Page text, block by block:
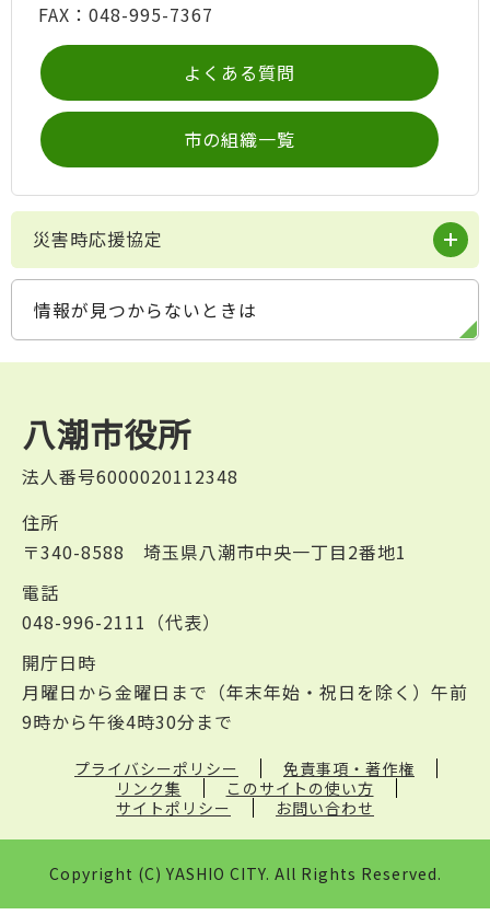
FAX：048-995-7367
よくある質問
市の組織一覧
災害時応援協定
情報が見つからないときは
八潮市役所
法人番号6000020112348
住所
〒340-8588 埼玉県八潮市中央一丁目2番地1
電話
048-996-2111（代表）
開庁日時
月曜日から金曜日まで（年末年始・祝日を除く）午前
9時から午後4時30分まで
プライバシーポリシー
免責事項・著作権
リンク集
このサイトの使い方
サイトポリシー
お問い合わせ
Copyright (C) YASHIO CITY. All Rights Reserved.